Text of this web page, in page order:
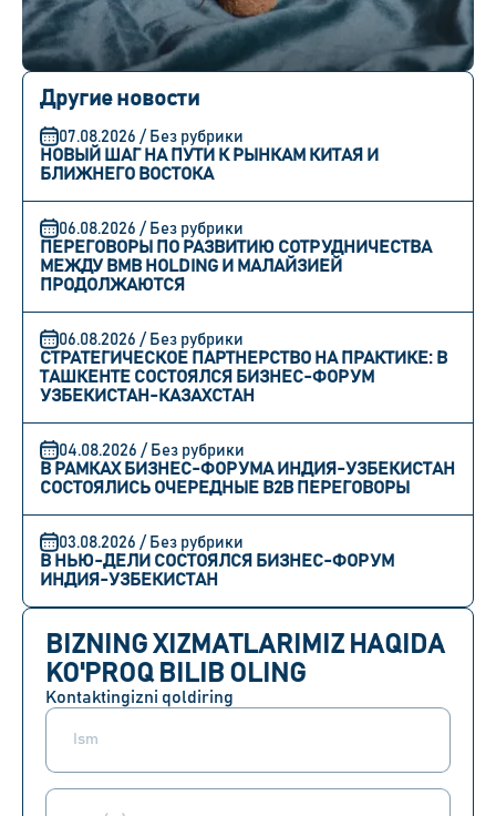
Другие новости
07.08.2026 / Без рубрики
НОВЫЙ ШАГ НА ПУТИ К РЫНКАМ КИТАЯ И
БЛИЖНЕГО ВОСТОКА
06.08.2026 / Без рубрики
ПЕРЕГОВОРЫ ПО РАЗВИТИЮ СОТРУДНИЧЕСТВА
МЕЖДУ BMB HOLDING И МАЛАЙЗИЕЙ
ПРОДОЛЖАЮТСЯ
06.08.2026 / Без рубрики
СТРАТЕГИЧЕСКОЕ ПАРТНЕРСТВО НА ПРАКТИКЕ: В
ТАШКЕНТЕ СОСТОЯЛСЯ БИЗНЕС-ФОРУМ
УЗБЕКИСТАН-КАЗАХСТАН
04.08.2026 / Без рубрики
В РАМКАХ БИЗНЕС-ФОРУМА ИНДИЯ-УЗБЕКИСТАН
СОСТОЯЛИСЬ ОЧЕРЕДНЫЕ B2B ПЕРЕГОВОРЫ
03.08.2026 / Без рубрики
В НЬЮ-ДЕЛИ СОСТОЯЛСЯ БИЗНЕС-ФОРУМ
ИНДИЯ-УЗБЕКИСТАН
BIZNING XIZMATLARIMIZ HAQIDA
KO'PROQ BILIB OLING
Kontaktingizni qoldiring